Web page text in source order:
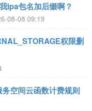
ipa包名加后缀啊？
08-08 09:19
权限删
空间云函数计费规则